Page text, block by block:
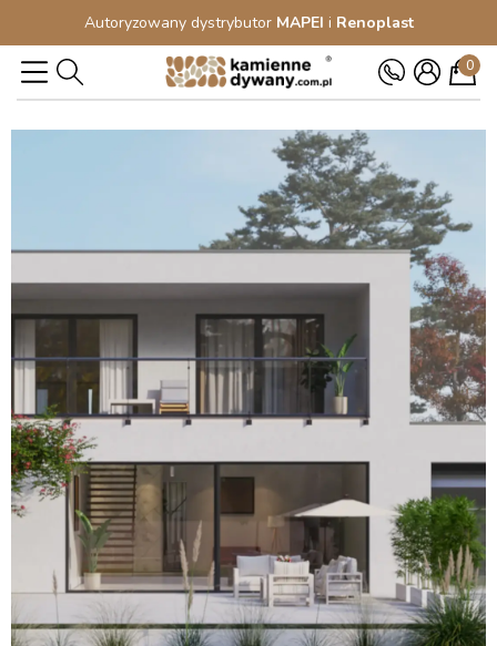
Autoryzowany dystrybutor MAPEI i Renoplast
0